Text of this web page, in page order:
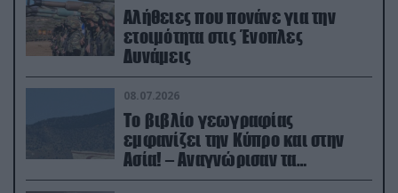
Αλήθειες που πονάνε για την
ετοιμότητα στις Ένοπλες
Δυνάμεις
08.07.2026
Το βιβλίο γεωγραφίας
εμφανίζει την Κύπρο και στην
Ασία! – Αναγνώρισαν τα
κατεχόμενα; (φωτο)